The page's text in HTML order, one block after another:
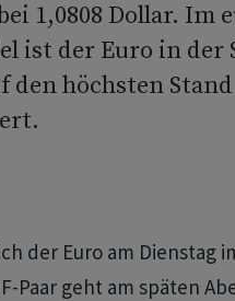
1,0808 Dollar. Im
ist der Euro in der
den höchsten
der Euro am Dienstag
Paar geht am späten